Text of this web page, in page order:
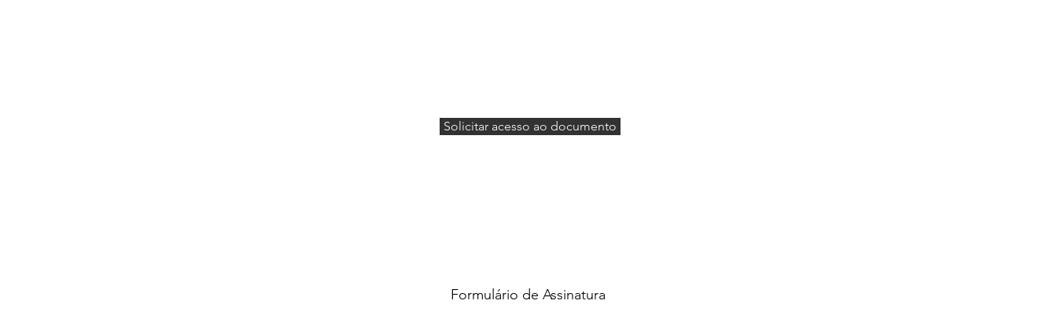
Solicitar acesso ao documento
Formulário de Assinatura